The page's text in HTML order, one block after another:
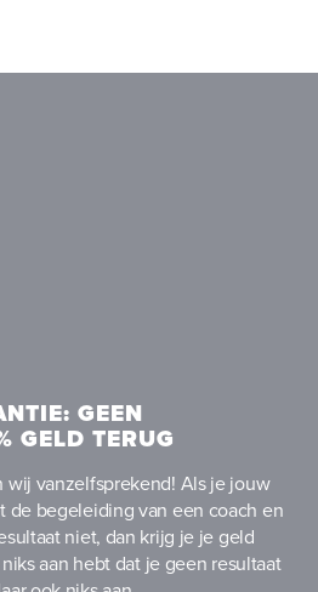
GEEN
GELD TERUG
wij vanzelfsprekend! Als je jouw
de begeleiding van een coach en
niet, dan krijg je je geld
aan hebt dat je geen resultaat